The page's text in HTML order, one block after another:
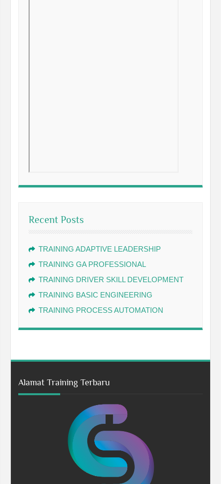
Recent Posts
TRAINING ADAPTIVE LEADERSHIP
TRAINING GA PROFESSIONAL
TRAINING DRIVER SKILL DEVELOPMENT
TRAINING BASIC ENGINEERING
TRAINING PROCESS AUTOMATION
Alamat Training Terbaru